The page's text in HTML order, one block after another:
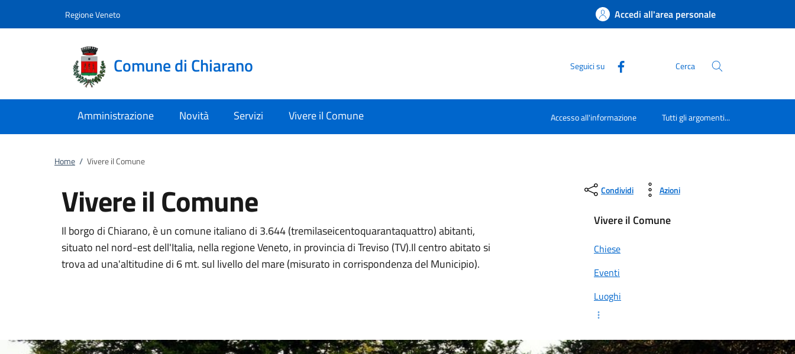
Regione Veneto Accedi all'area personale
Comune di Chiarano Seguici su Cerca
Amministrazione Novità Servizi Vivere il Comune Accesso all'informazione Tutti gli argomenti...
Home / Vivere il Comune
Vivere il Comune
Il borgo di Chiarano, è un comune italiano di 3.644 (tremilaseicentoquarantaquattro) abitanti,
situato nel nord-est dell'Italia, nella regione Veneto, in provincia di Treviso (TV).Il centro abitato si
trova ad una'altitudine di 6 mt. sul livello del mare (misurato in corrispondenza del Municipio).
Condividi Azioni
Vivere il Comune
Chiese
Eventi
Luoghi